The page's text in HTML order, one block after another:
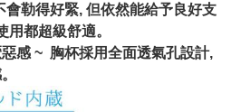
會勒得好緊, 但依然能給予良好支
都超級舒適。
感 ~ 胸杯採用全面透氣孔設計,